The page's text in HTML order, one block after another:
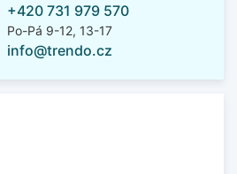
+420 731 979 570
Po-Pá 9-12, 13-17
info@trendo.cz